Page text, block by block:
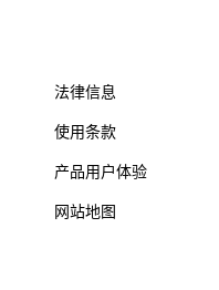
法律信息
使用条款
产品用户体验
网站地图